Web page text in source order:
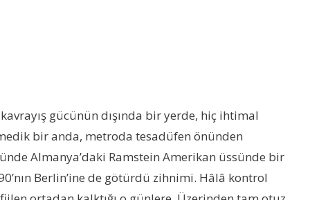
gücünün dışında bir yerde, hiç ihtimal
bir anda, metroda tesadüfen önünden
Almanya’daki Ramstein Amerikan üssünde bir
Berlin’ine de götürdü zihnimi. Hâlâ kontrol